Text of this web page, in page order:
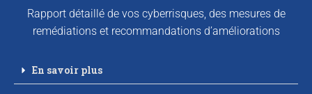
Rapport détaillé de vos cyberrisques, des mesures de
remédiations et recommandations d’améliorations
En savoir plus